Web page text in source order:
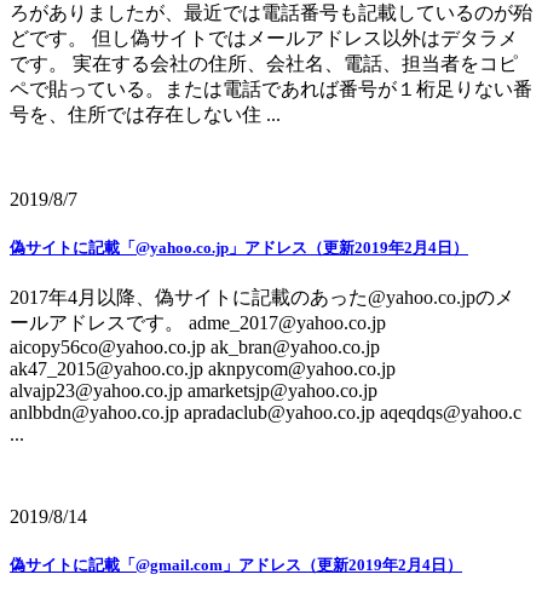
ろがありましたが、最近では電話番号も記載しているのが殆
どです。 但し偽サイトではメールアドレス以外はデタラメ
です。 実在する会社の住所、会社名、電話、担当者をコピ
ペで貼っている。または電話であれば番号が１桁足りない番
号を、住所では存在しない住 ...
2019/8/7
偽サイトに記載「@yahoo.co.jp」アドレス（更新2019年2月4日）
2017年4月以降、偽サイトに記載のあった@yahoo.co.jpのメ
ールアドレスです。 adme_2017@yahoo.co.jp
aicopy56co@yahoo.co.jp ak_bran@yahoo.co.jp
ak47_2015@yahoo.co.jp aknpycom@yahoo.co.jp
alvajp23@yahoo.co.jp amarketsjp@yahoo.co.jp
anlbbdn@yahoo.co.jp apradaclub@yahoo.co.jp aqeqdqs@yahoo.c
...
2019/8/14
偽サイトに記載「@gmail.com」アドレス（更新2019年2月4日）